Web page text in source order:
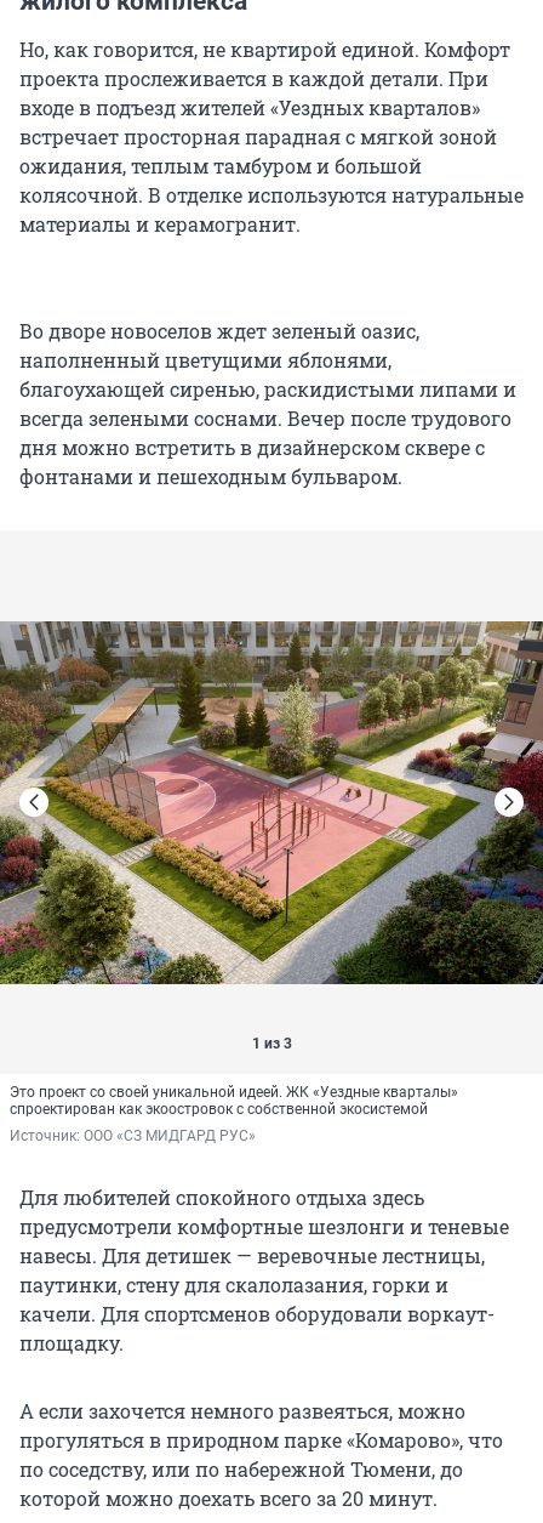
Но, как говорится, не квартирой единой. Комфорт
проекта прослеживается в каждой детали. При
входе в подъезд жителей «Уездных кварталов»
встречает просторная парадная с мягкой зоной
ожидания, теплым тамбуром и большой
колясочной. В отделке используются натуральные
материалы и керамогранит.
Во дворе новоселов ждет зеленый оазис,
наполненный цветущими яблонями,
благоухающей сиренью, раскидистыми липами и
всегда зелеными соснами. Вечер после трудового
дня можно встретить в дизайнерском сквере с
фонтанами и пешеходным бульваром.
1 из 3
Это проект со своей уникальной идеей. ЖК «Уездные кварталы»
спроектирован как экоостровок с собственной экосистемой
Источник: ООО «СЗ МИДГАРД РУС»
Для любителей спокойного отдыха здесь
предусмотрели комфортные шезлонги и теневые
навесы. Для детишек — веревочные лестницы,
паутинки, стену для скалолазания, горки и
качели. Для спортсменов оборудовали воркаут-
площадку.
А если захочется немного развеяться, можно
прогуляться в природном парке «Комарово», что
по соседству, или по набережной Тюмени, до
которой можно доехать всего за 20 минут.